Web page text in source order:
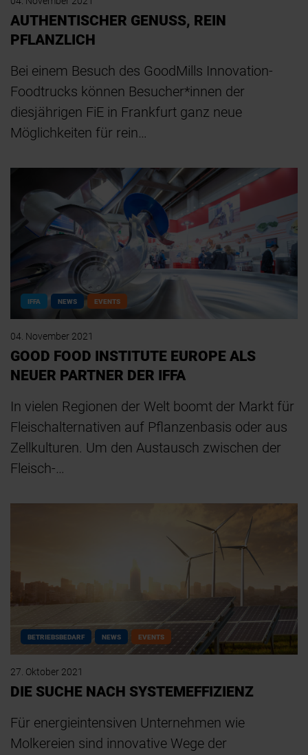
AUTHENTISCHER GENUSS, REIN
PFLANZLICH
Bei einem Besuch des GoodMills Innovation-
Foodtrucks können Besucher*innen der
diesjährigen FiE in Frankfurt ganz neue
Möglichkeiten für rein…
IFFA NEWS EVENTS
04. November 2021
GOOD FOOD INSTITUTE EUROPE ALS
NEUER PARTNER DER IFFA
In vielen Regionen der Welt boomt der Markt für
Fleischalternativen auf Pflanzenbasis oder aus
Zellkulturen. Um den Austausch zwischen der
Fleisch-…
BETRIEBSBEDARF NEWS EVENTS
27. Oktober 2021
DIE SUCHE NACH SYSTEMEFFIZIENZ
Für energieintensiven Unternehmen wie
Molkereien sind innovative Wege der